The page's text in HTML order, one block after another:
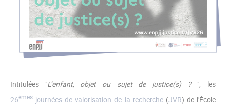
Intitulées "L’enfant, objet ou sujet de justice(s) ?", les
26èmes journées de valorisation de la recherche(JVR) de l'École